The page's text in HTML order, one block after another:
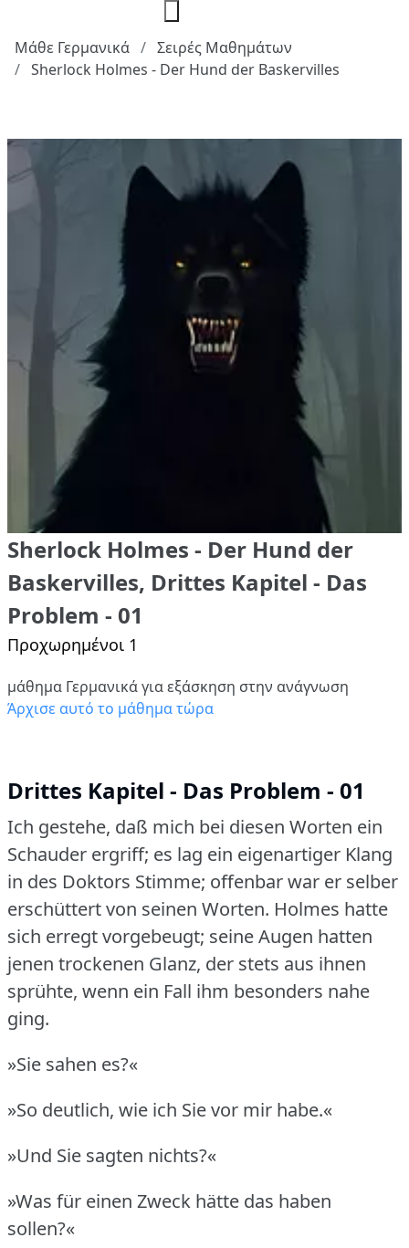
Μάθε Γερμανικά
Σειρές Μαθημάτων
Sherlock Holmes - Der Hund der Baskervilles
Sherlock Holmes - Der Hund der
Baskervilles, Drittes Kapitel - Das
Problem - 01
Προχωρημένοι 1
μάθημα Γερμανικά για εξάσκηση στην ανάγνωση
Άρχισε αυτό το μάθημα τώρα
Drittes Kapitel - Das Problem - 01
Ich gestehe, daß mich bei diesen Worten ein
Schauder ergriff; es lag ein eigenartiger Klang
in des Doktors Stimme; offenbar war er selber
erschüttert von seinen Worten. Holmes hatte
sich erregt vorgebeugt; seine Augen hatten
jenen trockenen Glanz, der stets aus ihnen
sprühte, wenn ein Fall ihm besonders nahe
ging.
»Sie sahen es?«
»So deutlich, wie ich Sie vor mir habe.«
»Und Sie sagten nichts?«
»Was für einen Zweck hätte das haben
sollen?«